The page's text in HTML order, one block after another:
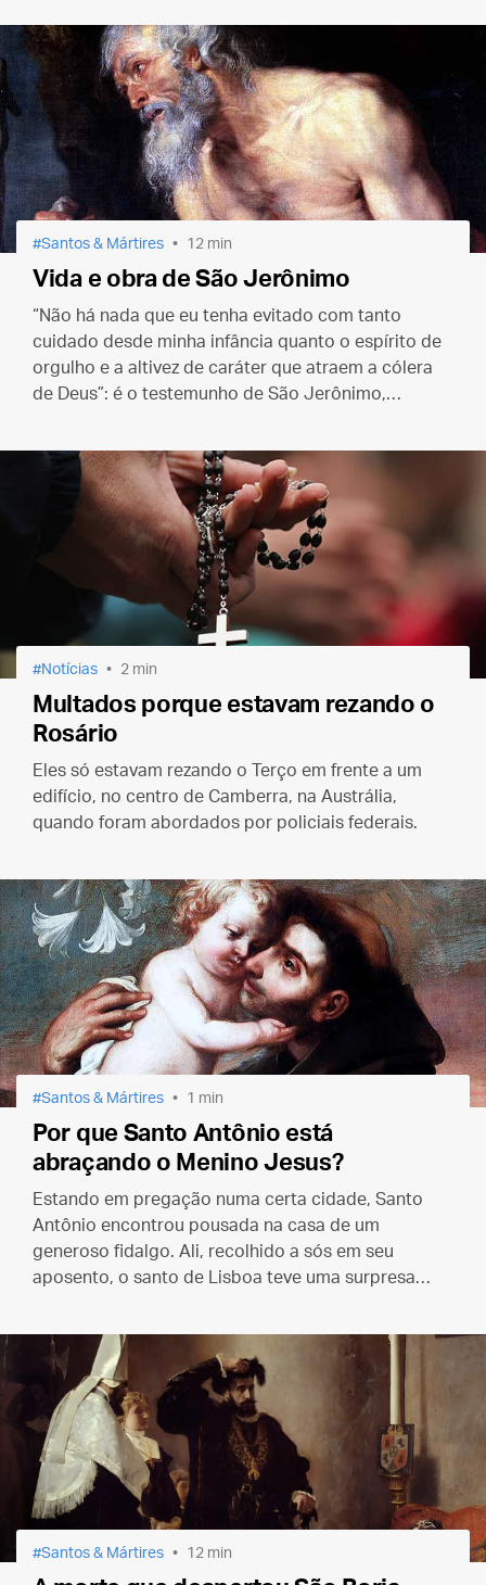
amor de seu Esposo divino.
Santos & Mártires 12 min
Vida e obra de São Jerônimo
“Não há nada que eu tenha evitado com tanto
cuidado desde minha infância quanto o espírito de
orgulho e a altivez de caráter que atraem a cólera
de Deus”: é o testemunho de São Jerônimo,
Áurea.
Notícias 2 min
Multados porque estavam rezando o
Rosário
Eles só estavam rezando o Terço em frente a um
edifício, no centro de Camberra, na Austrália,
quando foram abordados por policiais federais.
Santos & Mártires 1 min
Por que Santo Antônio está
abraçando o Menino Jesus?
Estando em pregação numa certa cidade, Santo
Antônio encontrou pousada na casa de um
generoso fidalgo. Ali, recolhido a sós em seu
aposento, o santo de Lisboa teve uma surpresa…
Santos & Mártires 12 min